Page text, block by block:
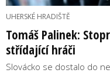
UHERSKÉ HRADIŠTĚ
Tomáš Palinek:
střídající hráči
Slovácko se dostalo do